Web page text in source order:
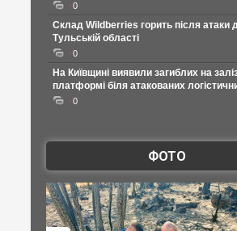
0
Склад Wildberries горить після атаки
Тульській області
0
На Київщині виявили загиблих на
платформі біля атакованих
0
ФОТО